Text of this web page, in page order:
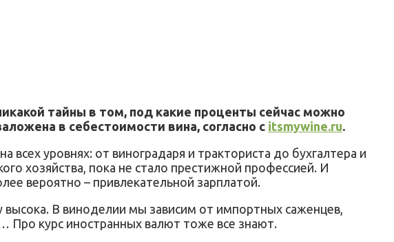
тайны в том, под какие проценты сейчас можно
в себестоимости вина, согласно с itsmywine.ru.
уровнях: от виноградаря и тракториста до бухгалтера и
хозяйства, пока не стало престижной профессией. И
вероятно – привлекательной зарплатой.
В виноделии мы зависим от импортных саженцев,
курс иностранных валют тоже все знают.